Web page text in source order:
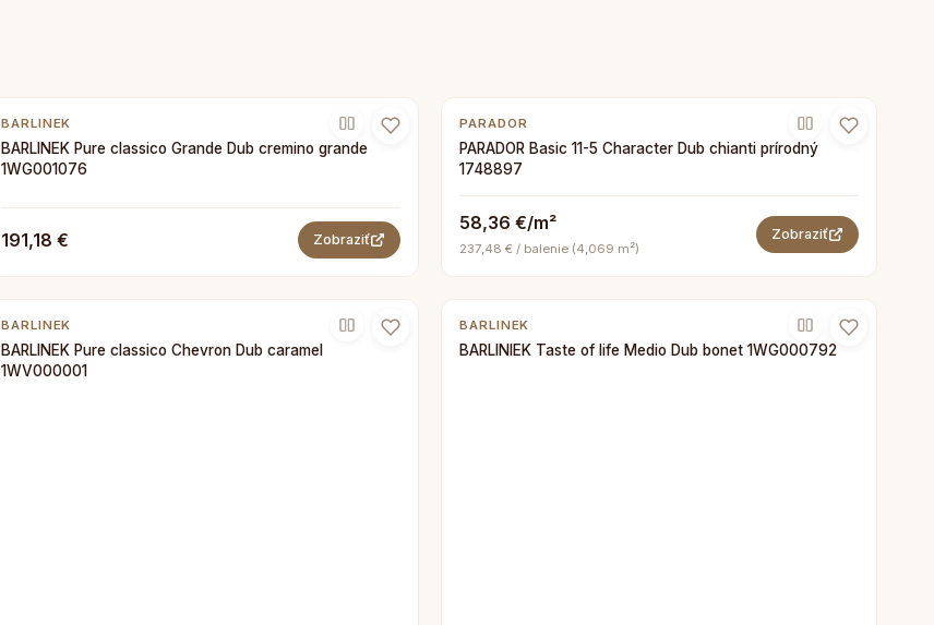
BARLINEK
BARLINEK Pure classico Grande Dub cremino grande
1WG001076
191,18 € Zobraziť
PARADOR
PARADOR Basic 11-5 Character Dub chianti prírodný
1748897
58,36 €/m²
237,48 € / balenie (4,069 m²)
Zobraziť
BARLINEK
BARLINEK Pure classico Chevron Dub caramel
1WV000001
BARLINEK
BARLINIEK Taste of life Medio Dub bonet 1WG000792